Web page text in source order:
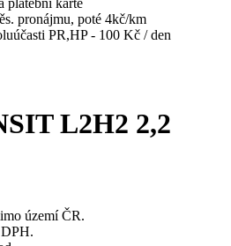
pronájmu, poté 4kč/km
PR,HP - 100 Kč / den
L2H2 2,2
území ČR.